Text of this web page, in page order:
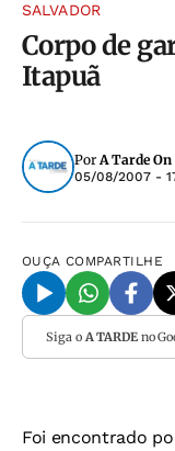
SALVADOR
Corpo de
Itapuã
PorA Tarde
05/08/2007 -
OUÇA COMPARTILHE
Siga o A TARDEno
Foi encontrado